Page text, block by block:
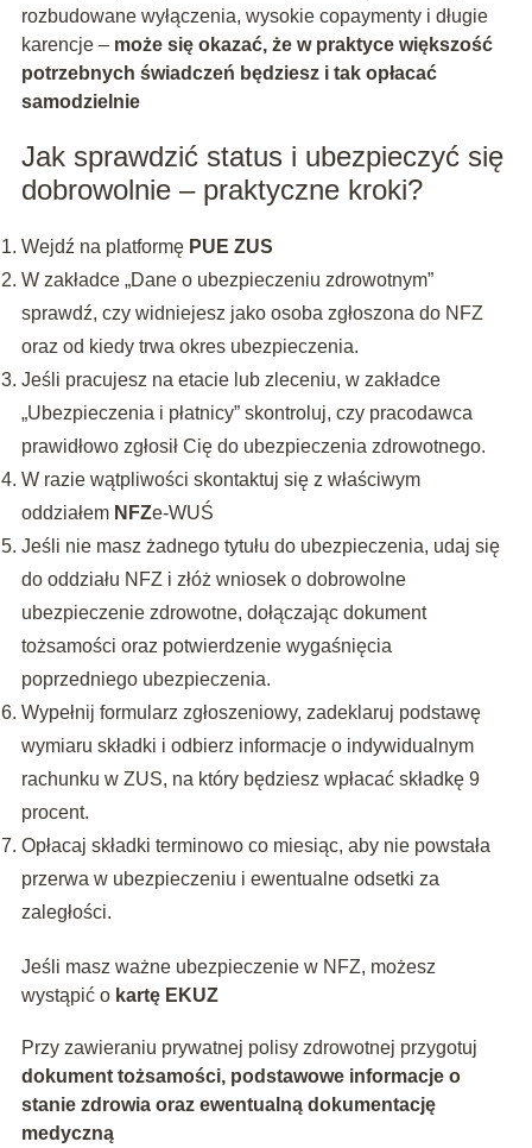
rozbudowane wyłączenia, wysokie copaymenty i długie
karencje – może się okazać, że w praktyce większość
potrzebnych świadczeń będziesz i tak opłacać
samodzielnie
Jak sprawdzić status i ubezpieczyć się
dobrowolnie – praktyczne kroki?
Wejdź na platformę PUE ZUS
W zakładce „Dane o ubezpieczeniu zdrowotnym”
sprawdź, czy widniejesz jako osoba zgłoszona do NFZ
oraz od kiedy trwa okres ubezpieczenia.
Jeśli pracujesz na etacie lub zleceniu, w zakładce
„Ubezpieczenia i płatnicy” skontroluj, czy pracodawca
prawidłowo zgłosił Cię do ubezpieczenia zdrowotnego.
W razie wątpliwości skontaktuj się z właściwym
oddziałem NFZe-WUŚ
Jeśli nie masz żadnego tytułu do ubezpieczenia, udaj się
do oddziału NFZ i złóż wniosek o dobrowolne
ubezpieczenie zdrowotne, dołączając dokument
tożsamości oraz potwierdzenie wygaśnięcia
poprzedniego ubezpieczenia.
Wypełnij formularz zgłoszeniowy, zadeklaruj podstawę
wymiaru składki i odbierz informacje o indywidualnym
rachunku w ZUS, na który będziesz wpłacać składkę 9
procent.
Opłacaj składki terminowo co miesiąc, aby nie powstała
przerwa w ubezpieczeniu i ewentualne odsetki za
zaległości.
Jeśli masz ważne ubezpieczenie w NFZ, możesz
wystąpić o kartę EKUZ
Przy zawieraniu prywatnej polisy zdrowotnej przygotuj
dokument tożsamości, podstawowe informacje o
stanie zdrowia oraz ewentualną dokumentację
medyczną